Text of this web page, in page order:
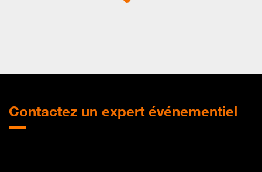
Contactez un expert événementiel